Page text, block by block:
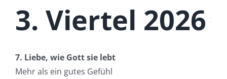
3. Viertel 2026
7. Liebe, wie Gott sie lebt
Mehr als ein gutes Gefühl